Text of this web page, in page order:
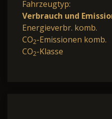
Fahrzeugtyp:
Verbrauch und
Energieverbr. komb.
CO2-Emissionen komb.
CO2-Klasse